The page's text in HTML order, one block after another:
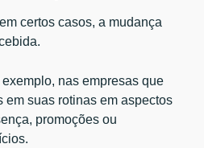
certos casos, a mudança
nas empresas que
em suas rotinas em aspectos
promoções ou